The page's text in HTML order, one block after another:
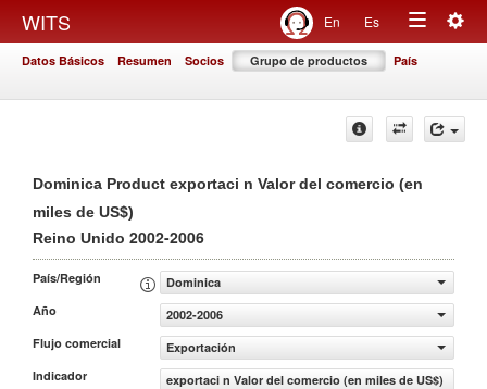
WITS En Es
Toggle
Datos Básicos Resumen Socios Grupo de productos País
Dominica Product exportaci n Valor del comercio (en
miles de US$)
Reino Unido 2002-2006
País/Región
Dominica
Año
2002-2006
Flujo comercial
Exportación
Indicador
exportaci n Valor del comercio (en miles de US$)